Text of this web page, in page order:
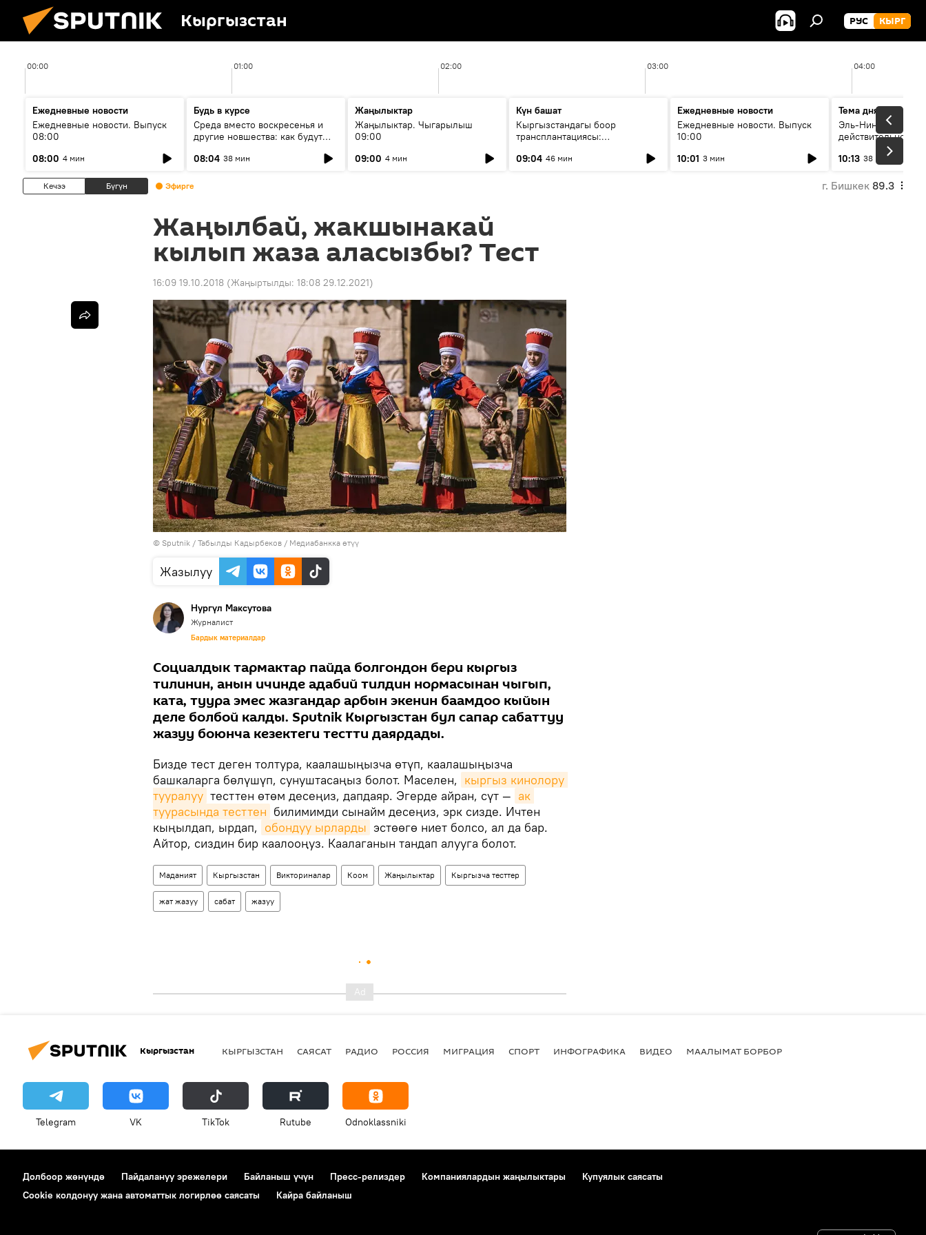
Кыргызстан РУС КЫРГ
00:00 01:00 02:00 03:00 04:00
Ежедневные новости
Ежедневные новости. Выпуск
08:00
08:00 4 мин
Будь в курсе
Среда вместо воскресенья и
другие новшества: как будут
08:04 38 мин
Жаңылыктар
Жаңылыктар. Чыгарылыш
09:00
09:00 4 мин
Күн башат
Кыргызстандагы боор
трансплантациясы:
келечеги
09:04 46 мин
Ежедневные новости
Ежедневные новости. Выпуск
10:00
10:01 3 мин
Тема дня
Эль-Ниньо, жара и
действительно
погоду в
10:13 38 мин
Кечээ Бүгүн Эфирге г. Бишкек 89.3
Жаңылбай, жакшынакай
кылып жаза аласызбы? Тест
16:09 19.10.2018 (Жаңыртылды: 18:08 29.12.2021)
© Sputnik / Табылды Кадырбеков / Медиабанкка өтүү
Жазылуу
Нургүл Максутова
Журналист
Бардык материалдар
Социалдык тармактар пайда болгондон бери кыргыз
тилинин, анын ичинде адабий тилдин нормасынан чыгып,
ката, туура эмес жазгандар арбын экенин баамдоо кыйын
деле болбой калды. Sputnik Кыргызстан бул сапар сабаттуу
жазуу боюнча кезектеги тестти даярдады.
Бизде тест деген толтура, каалашыңызча өтүп, каалашыңызча
башкаларга бөлүшүп, сунуштасаңыз болот. Маселен, кыргыз кинолору
тууралуу тесттен өтөм десеңиз, дапдаяр. Эгерде айран, сүт — ак
туурасында тесттен билимимди сынайм десеңиз, эрк сизде. Ичтен
кыңылдап, ырдап, обондуу ырларды эстөөгө ниет болсо, ал да бар.
Айтор, сиздин бир каалооңуз. Каалаганын тандап алууга болот.
Маданият Кыргызстан Викториналар Коом Жаңылыктар Кыргызча тесттер
жат жазуу сабат жазуу
Кыргызстан КЫРГЫЗСТАН САЯСАТ РАДИО РОССИЯ МИГРАЦИЯ СПОРТ ИНФОГРАФИКА ВИДЕО МААЛЫМАТ БОРБОР
Telegram VK ТikТоk Rutube Odnoklassniki
Долбоор жөнүндө Пайдалануу эрежелери Байланыш үчүн Пресс-релиздер Компаниялардын жаңылыктары
Купуялык саясаты
Cookie колдонуу жана автоматтык логирлөө саясаты
Кайра байланыш